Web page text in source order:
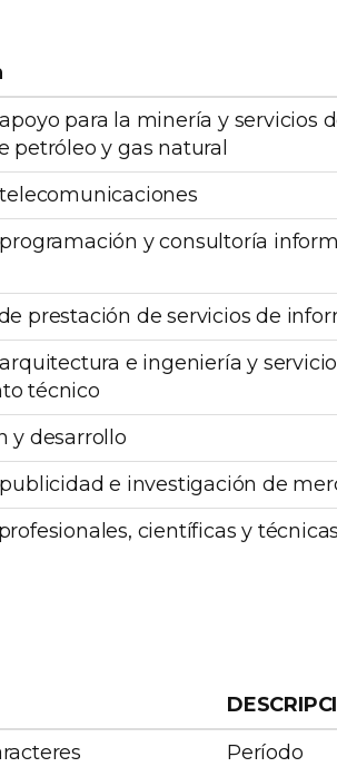
para la minería y servicios
petróleo y gas natural
y consultoría
prestación de servicios de
e ingeniería y
técnico
y desarrollo
e investigación de
científicas y técnicas
Período